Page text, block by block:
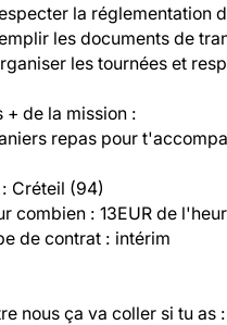
la réglementation
les documents de
les tournées et
+ de la mission :
repas pour
: Créteil (94)
combien : 13EUR de
de contrat : intérim
nous ça va coller si tu as :